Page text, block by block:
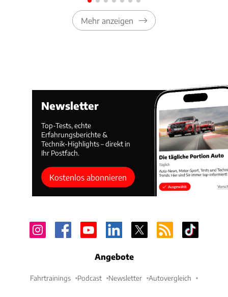
Mehr anzeigen
Newsletter
Top-Tests, echte
Erfahrungsberichte &
Technik-Highlights – direkt in
Ihr Postfach.
Kostenlos abonnieren
Angebote
Fahrtrainings Podcast Newsletter Autovergleich